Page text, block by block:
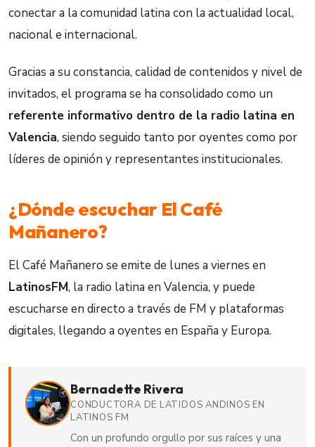
conectar a la comunidad latina con la actualidad local,
nacional e internacional.
Gracias a su constancia, calidad de contenidos y nivel de
invitados, el programa se ha consolidado como un
referente informativo dentro de la radio latina en
Valencia, siendo seguido tanto por oyentes como por
líderes de opinión y representantes institucionales.
¿Dónde escuchar El Café
Mañanero?
El Café Mañanero se emite de lunes a viernes en
LatinosFM, la radio latina en Valencia, y puede
escucharse en directo a través de FM y plataformas
digitales, llegando a oyentes en España y Europa.
Bernadette Rivera
CONDUCTORA DE LATIDOS ANDINOS EN
LATINOS FM
Con un profundo orgullo por sus raíces y una